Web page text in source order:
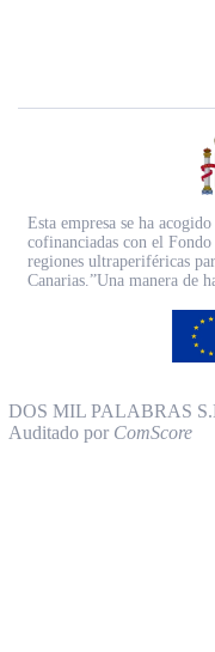
Esta empresa se ha
cofinanciadas con el
regiones ultraperiféricas
Canarias.”Una manera de
DOS MIL PALABRAS
Auditado por ComScore